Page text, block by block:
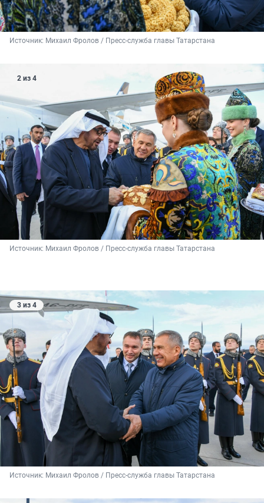
Источник: Михаил Фролов / Пресс-служба главы Татарстана
2 из 4
Источник: Михаил Фролов / Пресс-служба главы Татарстана
3 из 4
Источник: Михаил Фролов / Пресс-служба главы Татарстана